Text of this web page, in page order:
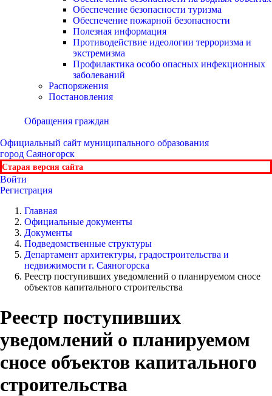
Обеспечение безопасности туризма
Обеспечение пожарной безопасности
Полезная информация
Противодействие идеологии терроризма и
экстремизма
Профилактика особо опасных инфекционных
заболеваний
Распоряжения
Постановления
Обращения граждан
Официальный сайт муниципального образования
город Саяногорск
Старая версия сайта
Войти
Регистрация
Главная
Официальные документы
Документы
Подведомственные структуры
Департамент архитектуры, градостроительства и
недвижимости г. Саяногорска
Реестр поступивших уведомлений о планируемом сносе
объектов капитального строительства
Реестр поступивших
уведомлений о планируемом
сносе объектов капитального
строительства